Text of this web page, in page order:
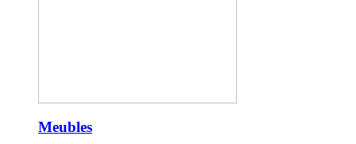
Meubles